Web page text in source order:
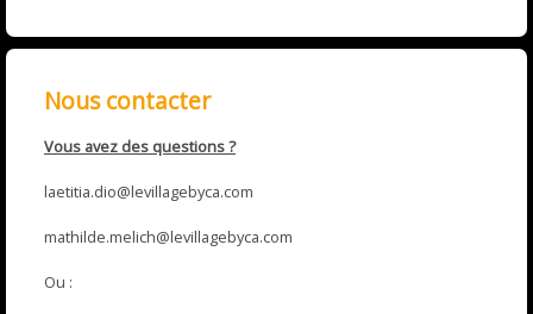
Nous contacter
Vous avez des questions ?
laetitia.dio@levillagebyca.com
mathilde.melich@levillagebyca.com
Ou :